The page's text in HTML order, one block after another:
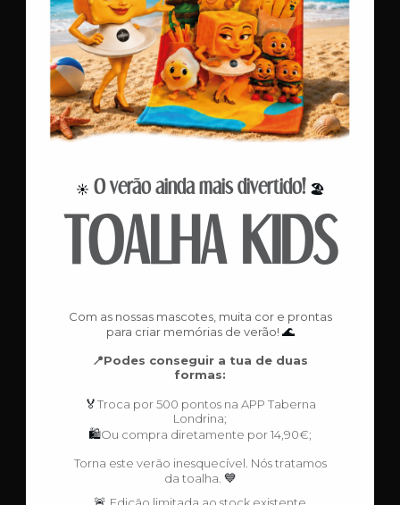
☀️ O verão ainda mais divertido! 🏖️
TOALHA KIDS
Com as nossas mascotes, muita cor e prontas
para criar memórias de verão! 🌊
📍Podes conseguir a tua de duas
formas:
🏅Troca por 500 pontos na APP Taberna
Londrina;
🛍️Ou compra diretamente por 14,90€;
Torna este verão inesquecível. Nós tratamos
da toalha. 💙